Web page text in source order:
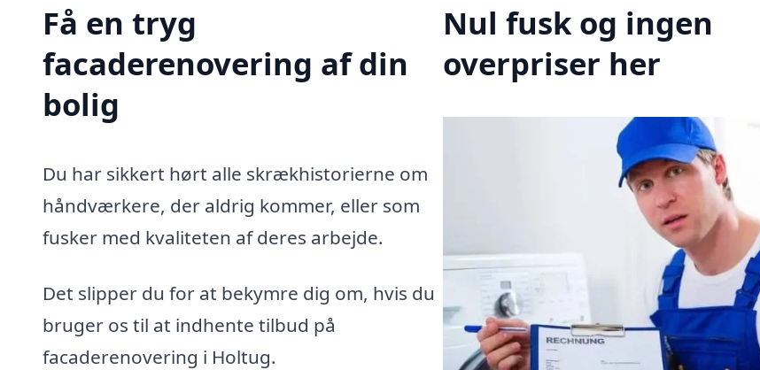
Få en tryg
facaderenovering af din
bolig
Du har sikkert hørt alle skrækhistorierne om
håndværkere, der aldrig kommer, eller som
fusker med kvaliteten af deres arbejde.
Det slipper du for at bekymre dig om, hvis du
bruger os til at indhente tilbud på
facaderenovering i Holtug.
Nul fusk og ingen
overpriser her